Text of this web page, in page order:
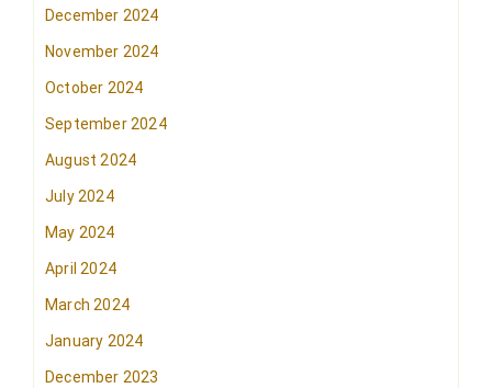
December 2024
November 2024
October 2024
September 2024
August 2024
July 2024
May 2024
April 2024
March 2024
January 2024
December 2023